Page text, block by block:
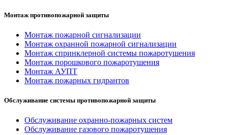
Монтаж противопожарной защиты
Монтаж пожарной сигнализации
Монтаж охранной пожарной сигнализации
Монтаж спринклерной системы пожаротушения
Монтаж порошкового пожаротушения
Монтаж АУПТ
Монтаж пожарных гидрантов
Обслуживание системы противопожарной защиты
Обслуживание охранно-пожарных систем
Обслуживание газового пожаротушения